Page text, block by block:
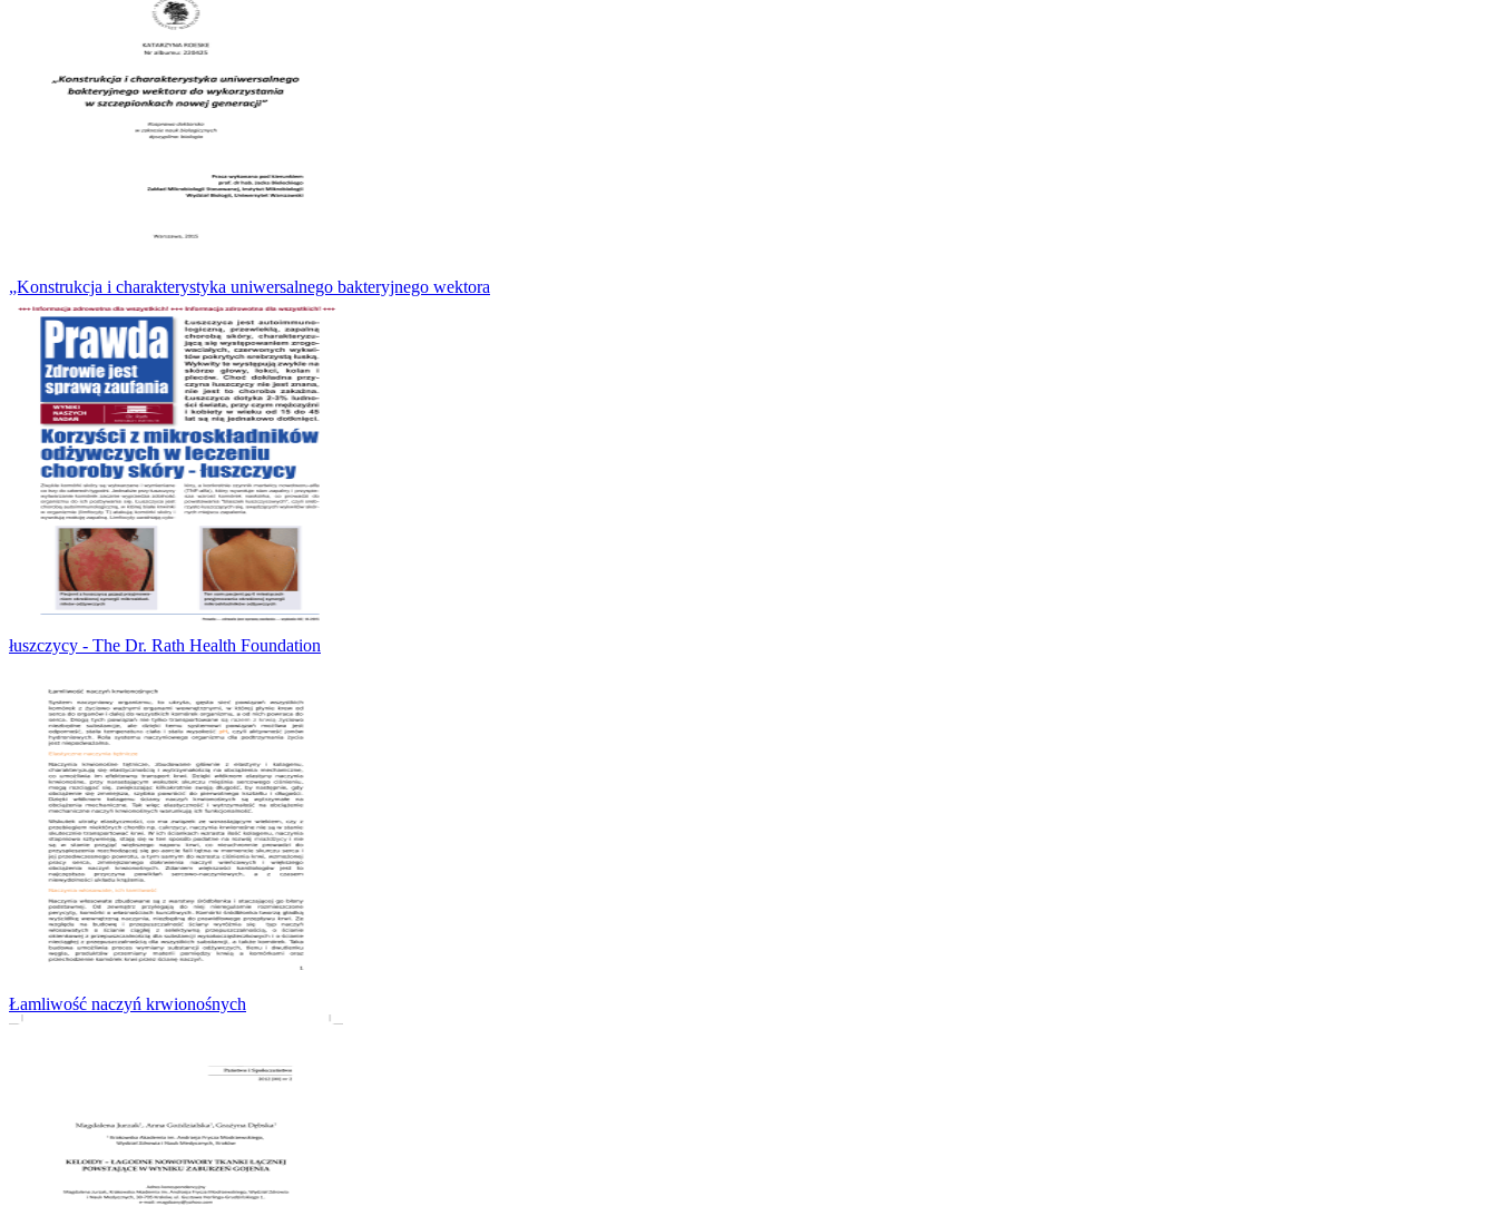
„Konstrukcja i charakterystyka uniwersalnego bakteryjnego wektora
łuszczycy - The Dr. Rath Health Foundation
Łamliwość naczyń krwionośnych